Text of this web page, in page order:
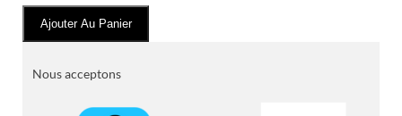
Jeans
grandes
Ajouter Au Panier
Nous acceptons